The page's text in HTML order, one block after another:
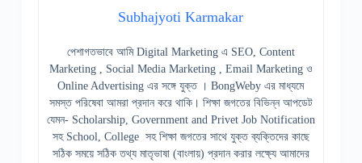
Subhajyoti Karmakar
পেশাগতভাবে আমি Digital Marketing এ SEO, Content
Marketing , Social Media Marketing , Email Marketing ও
Online Advertising এর সঙ্গে যুক্ত । BongWeby এর মাধ্যমে
সমস্ত পরিষেবা আমরা প্রদান করে থাকি। শিক্ষা জগতের বিভিন্ন আপডেট
যেমন- Scholarship, Government and Privet Job Notification
সহ School, College সহ শিক্ষা জগতের সাথে যুক্ত ব্যক্তিদের কাছে
সঠিক সময়ে সঠিক তথ্য মাতৃভাষা (বাংলায়) প্রদান করার লক্ষ্যে আমাদের